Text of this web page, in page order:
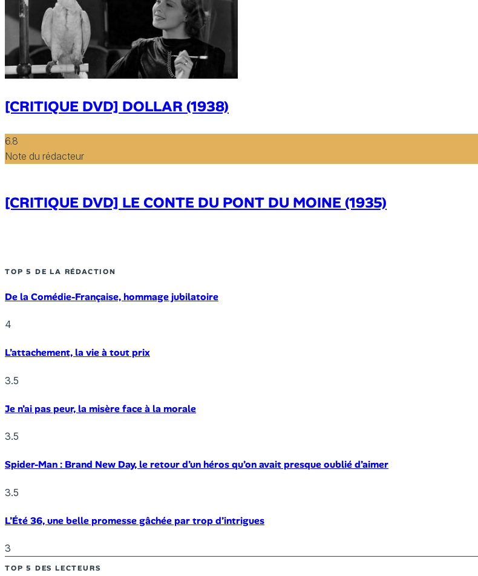
[CRITIQUE DVD] DOLLAR (1938)
6.8
Note du rédacteur
[CRITIQUE DVD] LE CONTE DU PONT DU MOINE (1935)
TOP 5 DE LA RÉDACTION
De la Comédie-Française, hommage jubilatoire
4
L’attachement, la vie à tout prix
3.5
Je n’ai pas peur, la misère face à la morale
3.5
Spider-Man : Brand New Day, le retour d’un héros qu’on avait presque oublié d’aimer
3.5
L’Été 36, une belle promesse gâchée par trop d’intrigues
3
TOP 5 DES LECTEURS